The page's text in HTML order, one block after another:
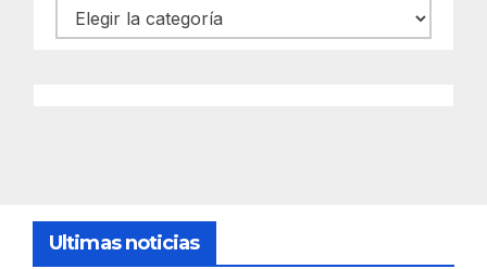
Categorías
Ultimas noticias